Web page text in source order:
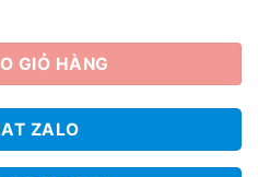
GIỎ HÀNG
ZALO